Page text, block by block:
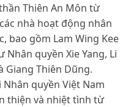
Thiên An Môn từ
nhà hoạt động nhân
bao gồm Lam Wing Kee
quyền Xie Yang, Li
Giang Thiên Dũng.
quyền Việt Nam
thiện và nhiệt tình từ